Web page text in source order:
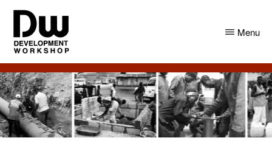
Skip
main
content
Skip
primary
sidebar
DW
Angola
Development
Workshop
Angola
Menu